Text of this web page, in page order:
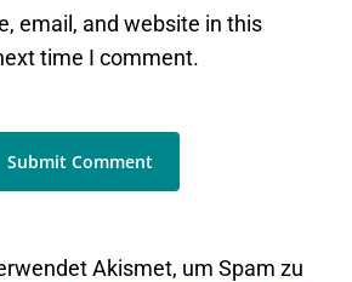
email, and website in this
time I comment.
Akismet, um Spam zu